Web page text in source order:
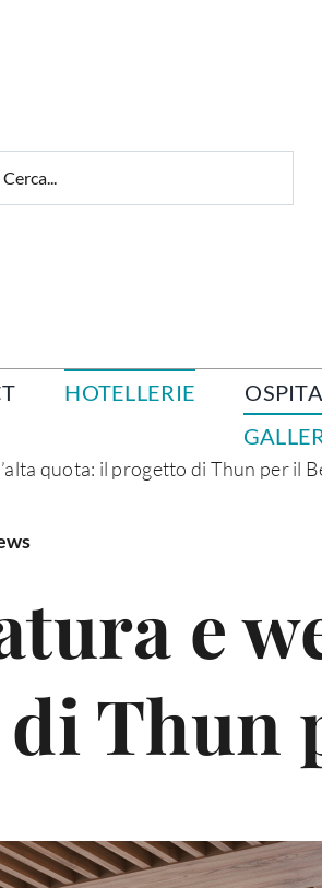
HOTELLERIE
quota: il progetto di Thun per il
e
Thun